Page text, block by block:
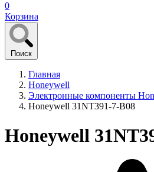
0
Корзина
Поиск
Главная
Honeywell
Электронные компоненты
Honeywell 31NT391-7-B08
Honeywell